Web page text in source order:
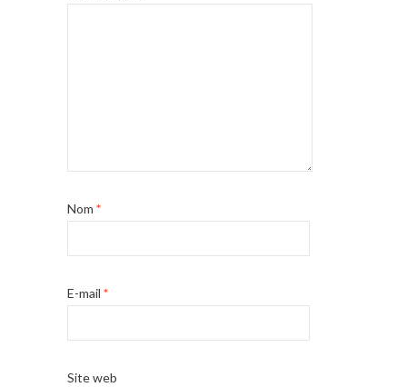
Nom *
E-mail *
Site web